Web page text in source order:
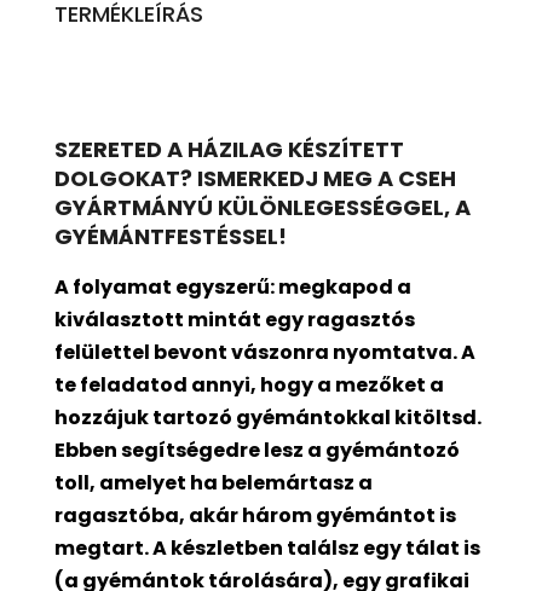
TERMÉKLEÍRÁS
SZERETED A HÁZILAG KÉSZÍTETT
DOLGOKAT? ISMERKEDJ MEG A CSEH
GYÁRTMÁNYÚ KÜLÖNLEGESSÉGGEL, A
GYÉMÁNTFESTÉSSEL!
A folyamat egyszerű: megkapod a
kiválasztott mintát egy ragasztós
felülettel bevontvászonra nyomtatva. A
te feladatod annyi, hogy a mezőket a
hozzájuk tartozó gyémántokkal kitöltsd.
Ebben segítségedre lesz a gyémántozó
toll, amelyet ha belemártasz a
ragasztóba, akár három gyémántot is
megtart. A készletben találsz egy tálat is
(a gyémántok tárolására), egy grafikai